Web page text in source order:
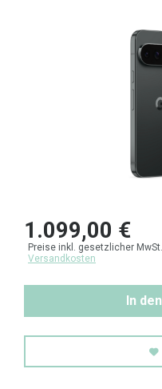
1.099,00 €
Preise inkl. gesetzlicher MwSt.
Versandkosten
In